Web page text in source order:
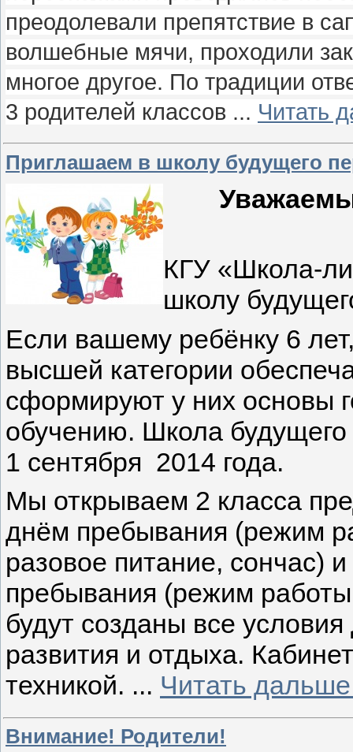
преодолевали препятствие в
волшебные мячи, проходили
многое другое. По традиции
3 родителей классов ... Читать
Приглашаем в школу будущего
КГУ «Школа-
школу
Если вашему ребёнку 6
высшей категории
сформируют у них основы
обучению. Школа будущего
1 сентября 2014 года.
Мы открываем 2 класса
днём пребывания (режим
разовое питание, сончас)
пребывания (режим
будут созданы все
развития и отдыха.
техникой. ... Читать
Внимание! Родители!